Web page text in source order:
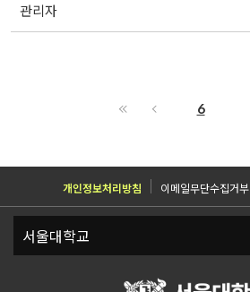
관리자
6
개인정보처리방침 이메일무단수집거부